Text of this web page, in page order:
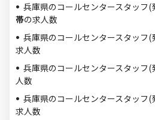
兵庫県のコールセンタースタッフ(
帯の求人数
兵庫県のコールセンタースタッフ(
求人数
兵庫県のコールセンタースタッフ(
人数
兵庫県のコールセンタースタッフ(
求人数